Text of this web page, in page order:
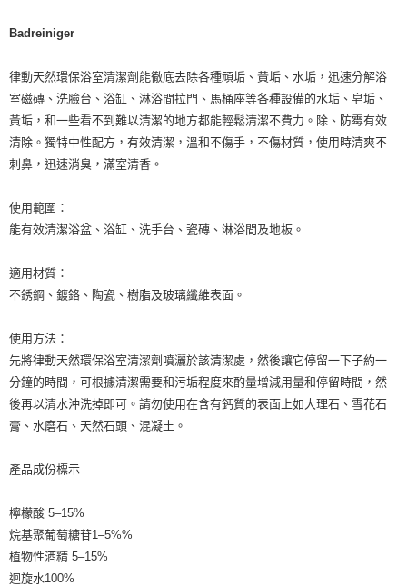
Google Pay
ATM付款
運送方式
全家取貨付款
每筆NT$80，滿NT$999(含以上)免運費
全家純取貨 (先付款
每筆NT$80，滿NT$999(含以上)免運費
7-11取貨付款
每筆NT$80，滿NT$999(含以上)免運費
每筆NT$80，滿NT$999(含以上)免運費
宅配
每筆NT$100，滿NT$999(含以上)免運費
每筆NT$250，滿NT$3,000(含以上)免運費
免運費
Badreiniger
律動天然環保浴室清潔劑能徹底去除各種頑垢、黃垢、水垢，迅速分解浴
室磁磚、洗臉台、浴缸、淋浴間拉門、馬桶座等各種設備的水垢、皂垢、
黃垢，和一些看不到難以清潔的地方都能輕鬆清潔不費力。除、防霉有效
清除。獨特中性配方，有效清潔，溫和不傷手，不傷材質，使用時清爽不
刺鼻，迅速消臭，滿室清香。
使用範圍：
能有效清潔浴盆、浴缸、洗手台、瓷磚、淋浴間及地板。
適用材質：
不銹鋼、鍍鉻、陶瓷、樹脂及玻璃纖維表面。
使用方法：
先將律動天然環保浴室清潔劑噴灑於該清潔處，然後讓它停留一下子約一
分鐘的時間，可根據清潔需要和污垢程度來酌量增減用量和停留時間，然
後再以清水沖洗掉即可。請勿使用在含有鈣質的表面上如大理石、雪花石
膏、水磨石、天然石頭、混凝土。
產品成份標示
檸檬酸 5–15%
烷基聚葡萄糖苷1–5%%
植物性酒精 5–15%
迴旋水100%